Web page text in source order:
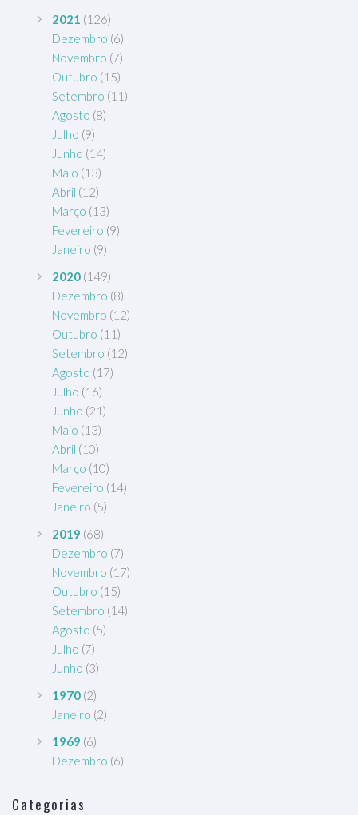
2021 (126)
Dezembro (6)
Novembro (7)
Outubro (15)
Setembro (11)
Agosto (8)
Julho (9)
Junho (14)
Maio (13)
Abril (12)
Março (13)
Fevereiro (9)
Janeiro (9)
2020 (149)
Dezembro (8)
Novembro (12)
Outubro (11)
Setembro (12)
Agosto (17)
Julho (16)
Junho (21)
Maio (13)
Abril (10)
Março (10)
Fevereiro (14)
Janeiro (5)
2019 (68)
Dezembro (7)
Novembro (17)
Outubro (15)
Setembro (14)
Agosto (5)
Julho (7)
Junho (3)
1970 (2)
Janeiro (2)
1969 (6)
Dezembro (6)
Categorias